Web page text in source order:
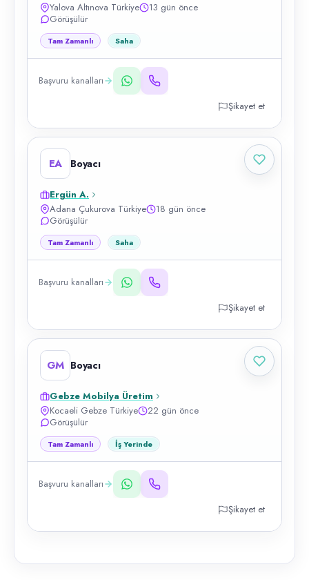
Yalova Altınova Türkiye
13 gün önce
Görüşülür
Tam Zamanlı Saha
Başvuru kanalları
Şikayet et
EA Boyacı
Ergün A.
Adana Çukurova Türkiye
18 gün önce
Görüşülür
Tam Zamanlı Saha
Başvuru kanalları
Şikayet et
GM Boyacı
Gebze Mobilya Üretim
Kocaeli Gebze Türkiye
22 gün önce
Görüşülür
Tam Zamanlı İş Yerinde
Başvuru kanalları
Şikayet et